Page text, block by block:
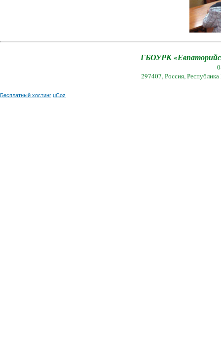
ГБОУРК
297407, Россия,
Бесплатный хостинг uCoz